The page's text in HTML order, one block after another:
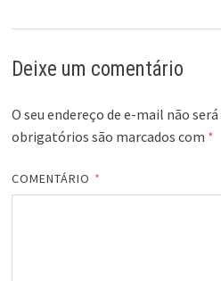
Deixe um comentário
O seu endereço de e-mail não
obrigatórios são marcados com *
COMENTÁRIO *